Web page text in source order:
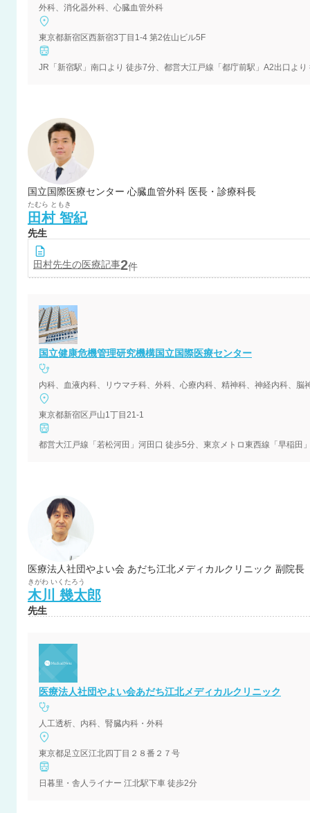
外科、消化器外科、心臓血管外科
東京都新宿区西新宿3丁目1-4 第2佐山ビル5F
JR「新宿駅」南口より 徒歩7分、都営大江戸線「都庁前駅」A2出口よ
国立国際医療センター 心臓血管外科 医長・診療科長
たむら ともき
田村 智紀
先生
田村先生の医療記事2件
国立健康危機管理研究機構国立国際医療センター
内科、血液内科、リウマチ科、外科、心療内科、精神科、神経内科、
東京都新宿区戸山1丁目21-1
都営大江戸線「若松河田」河田口 徒歩5分、東京メトロ東西線「早稲田
医療法人社団やよい会 あだち江北メディカルクリニック 副院長
きがわ いくたろう
木川 幾太郎
先生
医療法人社団やよい会あだち江北メディカルクリニック
人工透析、内科、腎臓内科・外科
東京都足立区江北四丁目２８番２７号
日暮里・舎人ライナー 江北駅下車 徒歩2分